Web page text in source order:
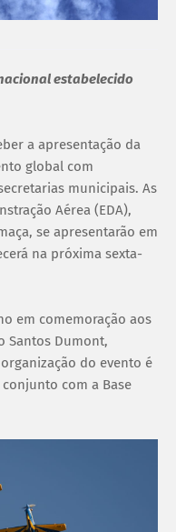
estabelecido
a apresentação da
global com
municipais. As
Aérea (EDA),
se apresentarão em
na próxima sexta-
em comemoração aos
Santos Dumont,
do evento é
com a Base